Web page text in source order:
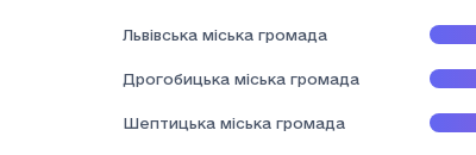
Львівська міська громада
Дрогобицька міська громада
Шептицька міська громада